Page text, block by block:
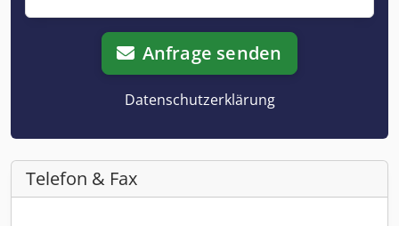
Anfrage senden
Datenschutzerklärung
Telefon & Fax